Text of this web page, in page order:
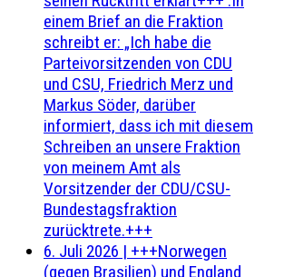
einem Brief an die Fraktion
schreibt er: „Ich habe die
Parteivorsitzenden von CDU
und CSU, Friedrich Merz und
Markus Söder, darüber
informiert, dass ich mit diesem
Schreiben an unsere Fraktion
von meinem Amt als
Vorsitzender der CDU/CSU-
Bundestagsfraktion
zurücktrete.+++
6. Juli 2026 | +++Norwegen
(gegen Brasilien) und England